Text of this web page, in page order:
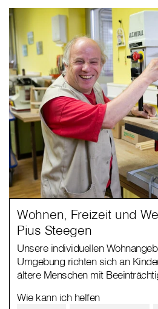
Wohnen, Freizeit und
Pius Steegen
Unsere individuellen
Umgebung richten sich an
ältere Menschen mit
Wie kann ich helfen